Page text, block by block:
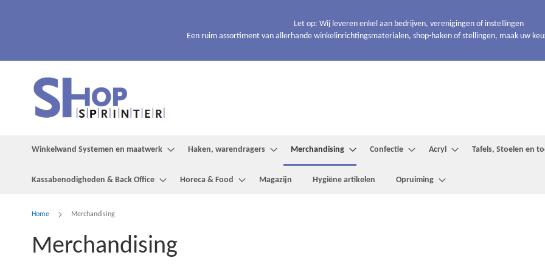
Let op: Wij leveren enkel aan bedrijven, verenigingen of instellingen
Een ruim assortiment van allerhande winkelinrichtingsmaterialen, shop-haken of stellingen, maak uw
Winkelwand Systemen en maatwerk Haken, warendragers Merchandising Confectie Acryl Tafels, Stoelen en
Kassabenodigheden & Back Office Horeca & Food Magazijn Hygiëne artikelen Opruiming
Home Merchandising
Merchandising